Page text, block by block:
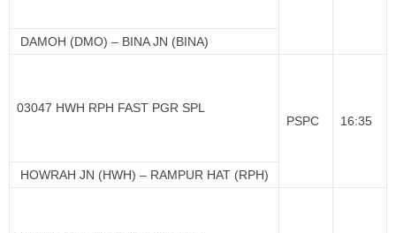
DAMOH (DMO) – BINA JN (BINA)
03047 HWH RPH FAST PGR SPL
PSPC
16:35
HOWRAH JN (HWH) – RAMPUR HAT (RPH)